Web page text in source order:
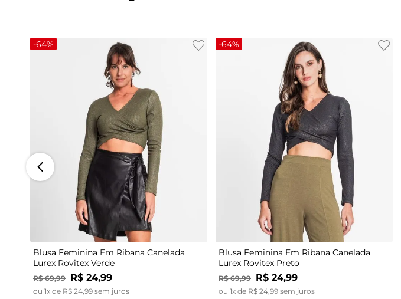
-64%
Blusa Feminina Em Ribana Canelada
Lurex Rovitex Verde
R$ 69,99 R$ 24,99
ou 1x de R$ 24 99 sem juros
-64%
Blusa Feminina Em Ribana Canelada
Lurex Rovitex Preto
R$ 69,99 R$ 24,99
ou 1x de R$ 24 99 sem juros